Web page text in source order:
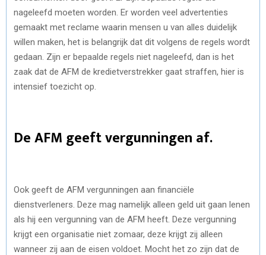
nageleefd moeten worden. Er worden veel advertenties
gemaakt met reclame waarin mensen u van alles duidelijk
willen maken, het is belangrijk dat dit volgens de regels wordt
gedaan. Zijn er bepaalde regels niet nageleefd, dan is het
zaak dat de AFM de kredietverstrekker gaat straffen, hier is
intensief toezicht op.
De AFM geeft vergunningen af.
Ook geeft de AFM vergunningen aan financiële
dienstverleners. Deze mag namelijk alleen geld uit gaan lenen
als hij een vergunning van de AFM heeft. Deze vergunning
krijgt een organisatie niet zomaar, deze krijgt zij alleen
wanneer zij aan de eisen voldoet. Mocht het zo zijn dat de